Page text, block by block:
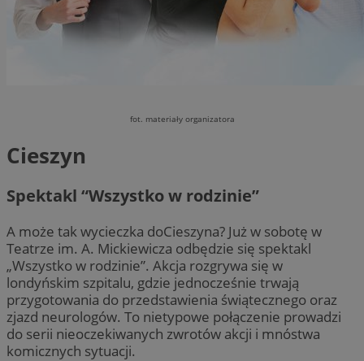
fot. materiały organizatora
Cieszyn
Spektakl “Wszystko w rodzinie”
A może tak wycieczka doCieszyna? Już w sobotę w
Teatrze im. A. Mickiewicza odbędzie się spektakl
„Wszystko w rodzinie”. Akcja rozgrywa się w
londyńskim szpitalu, gdzie jednocześnie trwają
przygotowania do przedstawienia świątecznego oraz
zjazd neurologów. To nietypowe połączenie prowadzi
do serii nieoczekiwanych zwrotów akcji i mnóstwa
komicznych sytuacji.